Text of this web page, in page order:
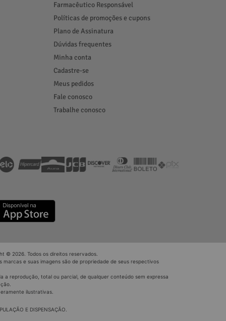
Farmacêutico Responsável
Políticas de promoções e cupons
Plano de Assinatura
Dúvidas frequentes
Minha conta
Cadastre-se
Meus pedidos
Fale conosco
Trabalhe conosco
© 2026. Todos os direitos reservados.
marcas e suas imagens são de propriedade de seus respectivos
a reprodução, total ou parcial, de qualquer conteúdo sem expressa
ilustrativas.
E DISPENSAÇÃO.